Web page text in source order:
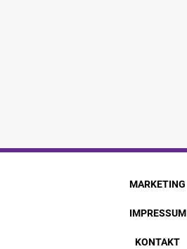
MARKETING
IMPRESSUM
KONTAKT